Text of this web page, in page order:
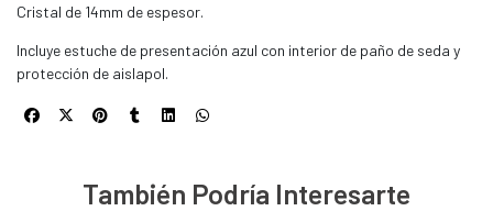
Cristal de 14mm de espesor.
Incluye estuche de presentación azul con interior de paño de seda y
protección de aislapol.
También Podría Interesarte